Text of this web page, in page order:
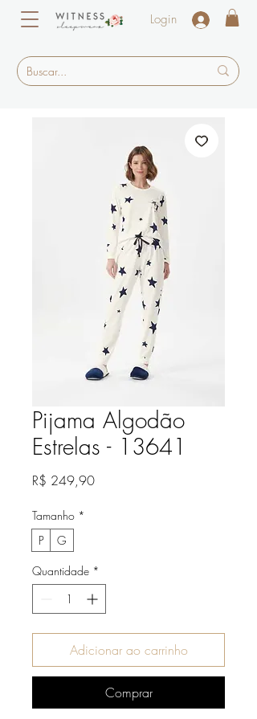
Login
Pijama Algodão
Estrelas - 13641
R$ 249,90Preço
Tamanho *
P
G
Quantidade *
Adicionar ao carrinho
Comprar